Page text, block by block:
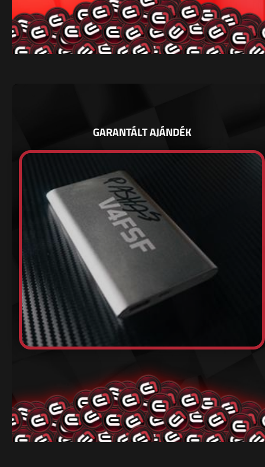
GARANTÁLT AJÁNDÉK